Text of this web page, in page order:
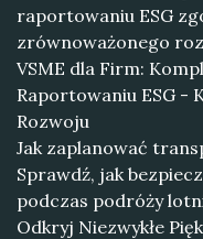
raportowaniu ESG
zrównoważonego
VSME dla Firm:
Raportowaniu ESG -
Rozwoju
Jak zaplanować
Sprawdź, jak
podczas podróży
Odkryj Niezwykłe